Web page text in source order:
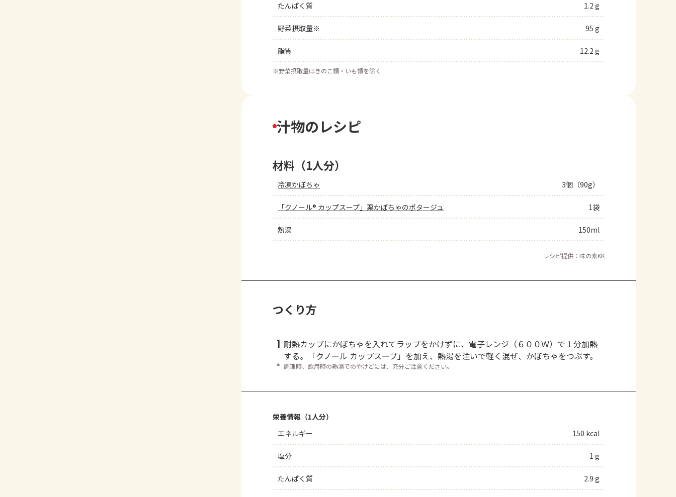
たんぱく質 1.2 g
野菜摂取量※ 95 g
脂質 12.2 g
※野菜摂取量はきのこ類・いも類を除く
汁物のレシピ
材料（1人分）
冷凍かぼちゃ 3個（90g）
「クノール® カップスープ」栗かぼちゃのポタージュ 1袋
熱湯 150ml
レシピ提供：味の素KK
つくり方
1 耐熱カップにかぼちゃを入れてラップをかけずに、電子レンジ（６００Ｗ）で１分加熱
する。「クノール カップスープ」を加え、熱湯を注いで軽く混ぜ、かぼちゃをつぶす。
＊ 調理時、飲用時の熱湯でのやけどには、充分ご注意ください。
栄養情報（1人分）
エネルギー
150 kcal
塩分 1 g
たんぱく質 2.9 g